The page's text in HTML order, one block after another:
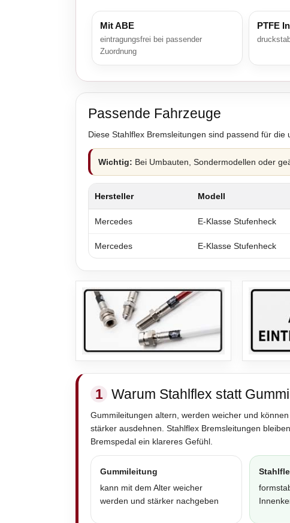
Mit ABE
eintragungsfrei bei passender
Zuordnung
PTFE
Passende Fahrzeuge
Diese Stahlflex Bremsleitungen sind passend für
Wichtig: Bei Umbauten, Sondermodellen oder
Hersteller Modell
Mercedes E-Klasse Stufenheck
Mercedes E-Klasse Stufenheck
1 Warum Stahlflex statt
Gummileitungen altern, werden weicher und
stärker ausdehnen. Stahlflex Bremsleitungen
Bremspedal ein klareres Gefühl.
Gummileitung
kann mit dem Alter weicher
werden und stärker nachgeben